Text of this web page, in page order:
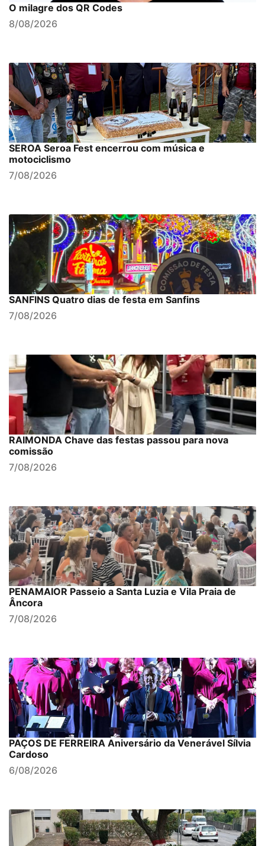
O milagre dos QR Codes
8/08/2026
SEROA Seroa Fest encerrou com música e
motociclismo
7/08/2026
SANFINS Quatro dias de festa em Sanfins
7/08/2026
RAIMONDA Chave das festas passou para nova
comissão
7/08/2026
PENAMAIOR Passeio a Santa Luzia e Vila Praia de
Âncora
7/08/2026
PAÇOS DE FERREIRA Aniversário da Venerável Sílvia
Cardoso
6/08/2026